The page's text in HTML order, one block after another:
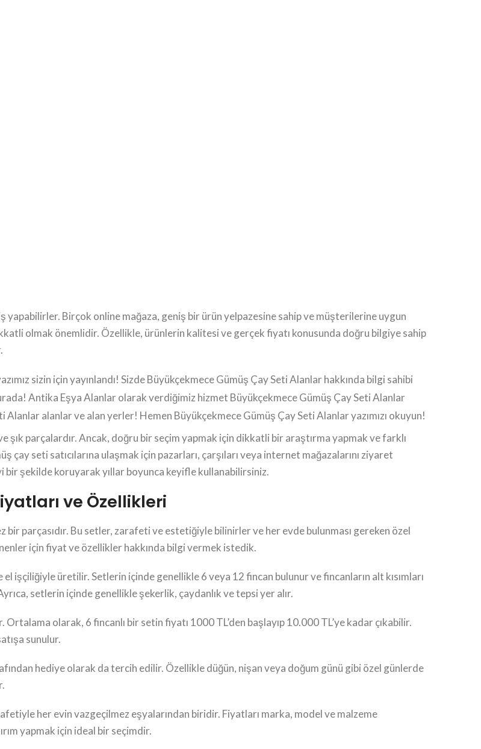
yapabilirler. Birçok online mağaza, geniş bir ürün yelpazesine sahip ve müşterilerine uygun
olmak önemlidir. Özellikle, ürünlerin kalitesi ve gerçek fiyatı konusunda doğru bilgiye sahip
sizin için yayınlandı! Sizde Büyükçekmece Gümüş Çay Seti Alanlar hakkında bilgi sahibi
Antika Eşya Alanlar olarak verdiğimiz hizmet Büyükçekmece Gümüş Çay Seti Alanlar
alanlar ve alan yerler! Hemen Büyükçekmece Gümüş Çay Seti Alanlar yazımızı okuyun!
şık parçalardır. Ancak, doğru bir seçim yapmak için dikkatli bir araştırma yapmak ve farklı
seti satıcılarına ulaşmak için pazarları, çarşıları veya internet mağazalarını ziyaret
şekilde koruyarak yıllar boyunca keyifle kullanabilirsiniz.
ve Özellikleri
parçasıdır. Bu setler, zarafeti ve estetiğiyle bilinirler ve her evde bulunması gereken özel
için fiyat ve özellikler hakkında bilgi vermek istedik.
işçiliğiyle üretilir. Setlerin içinde genellikle 6 veya 12 fincan bulunur ve fincanların alt kısımları
setlerin içinde genellikle şekerlik, çaydanlık ve tepsi yer alır.
olarak, 6 fincanlı bir setin fiyatı 1000 TL’den başlayıp 10.000 TL’ye kadar çıkabilir.
sunulur.
hediye olarak da tercih edilir. Özellikle düğün, nişan veya doğum günü gibi özel günlerde
her evin vazgeçilmez eşyalarından biridir. Fiyatları marka, model ve malzeme
yapmak için ideal bir seçimdir.